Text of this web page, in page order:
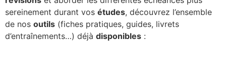
sereinement durant vos études, découvrez l’ensemble
de nos outils (fiches pratiques, guides, livrets
d’entraînements…) déjà disponibles :